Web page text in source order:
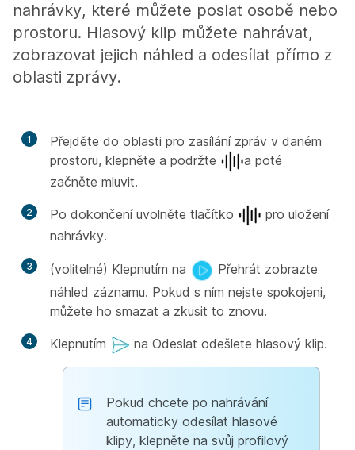
nahrávky, které můžete poslat osobě nebo
prostoru. Hlasový klip můžete nahrávat,
zobrazovat jejich náhled a odesílat přímo z
oblasti zprávy.
1
Přejděte do oblasti pro zasílání zpráv v daném
prostoru, klepněte a podržte
a poté
začněte mluvit.
2 Po dokončení uvolněte tlačítko
pro uložení
nahrávky.
3 (volitelné) Klepnutím na
Přehrát zobrazte
náhled záznamu. Pokud s ním nejste spokojeni,
můžete ho smazat a zkusit to znovu.
4 Klepnutím na Odeslat odešlete hlasový klip.
Pokud chcete po nahrávání
automaticky odesílat hlasové
klipy, klepněte na svůj profilový